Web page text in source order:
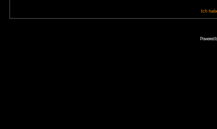
Ich
Powered